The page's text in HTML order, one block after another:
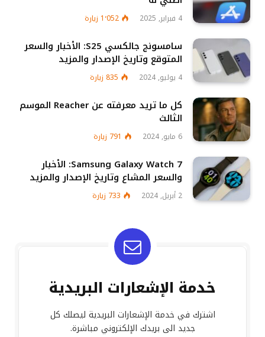
4 فبراير, 2025 1٬052 زيارة
سامسونج جالكسي S25: الأخبار والسعر
المتوقع وتاريخ الإصدار والمزيد
4 يوليو, 2024 835 زيارة
كل ما تريد معرفته عن Reacher الموسم
الثالث
6 مايو, 2024 791 زيارة
Samsung Galaxy Watch 7: الأخبار
والسعر المشاع وتاريخ الإصدار والمزيد
2 أبريل, 2024 733 زيارة
خدمة الإشعارات البريدية
اشترك في خدمة الإشعارات البريدية ليصلك كل
جديد الى بريدك الإلكتروني مباشرة.